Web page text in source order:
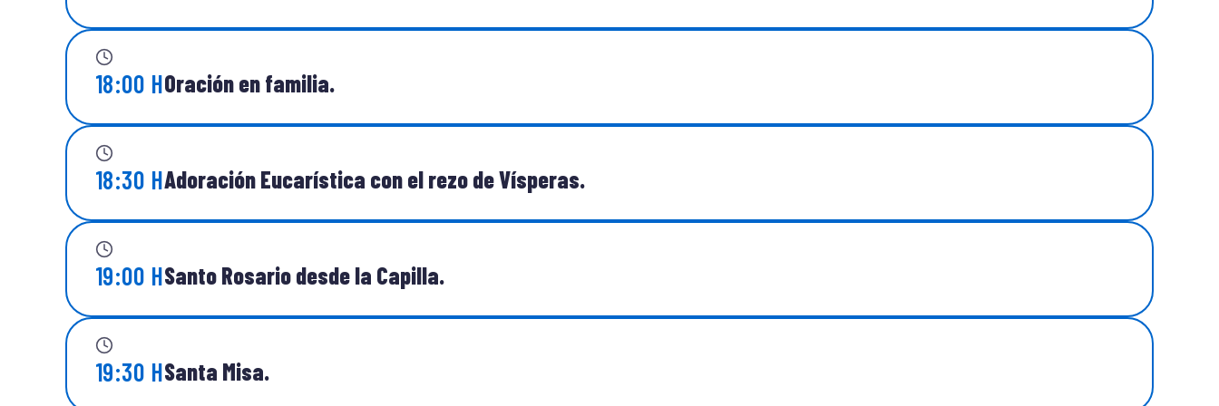
18:00 HOración en familia.
18:30 HAdoración Eucarística con el rezo de Vísperas.
19:00 HSanto Rosario desde la Capilla.
19:30 HSanta Misa.